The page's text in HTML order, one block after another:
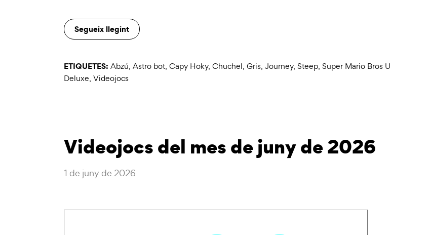
Segueix llegint
ETIQUETES: Abzú, Astro bot, Capy Hoky, Chuchel, Gris, Journey, Steep, Super Mario Bros U
Deluxe, Videojocs
Videojocs del mes de juny de 2026
1 de juny de 2026